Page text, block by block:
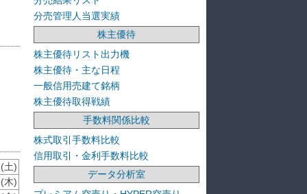
土)
木)
分売管理人当選実績
株主優待
株主優待リスト出力機
株主優待・主な日程
一般信用売建て銘柄
株主優待取得戦績
手数料関係比較
株式取引手数料比較
信用取引・金利手数料比較
データ分析室